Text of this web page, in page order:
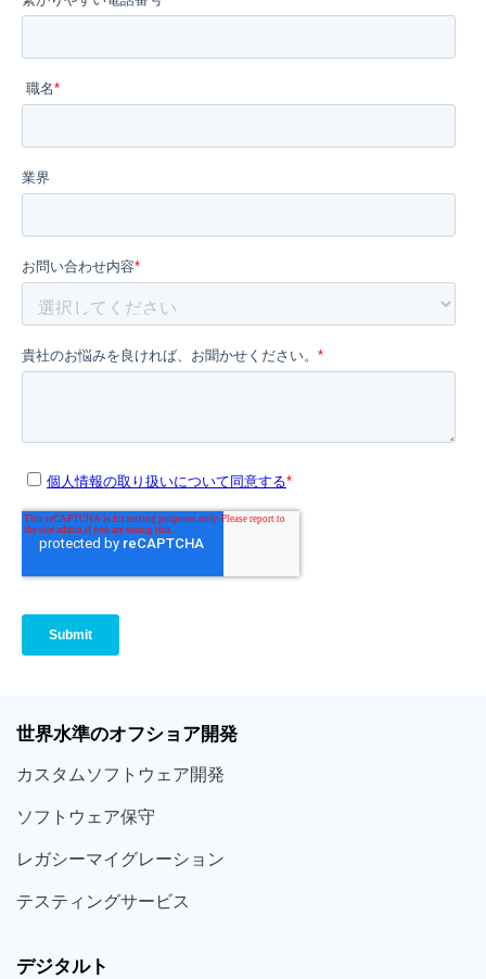
世界水準のオフショア開発
カスタムソフトウェア開発
ソフト ウェア保守
レガシーマイグレーション
テスティングサービス
デジタルト